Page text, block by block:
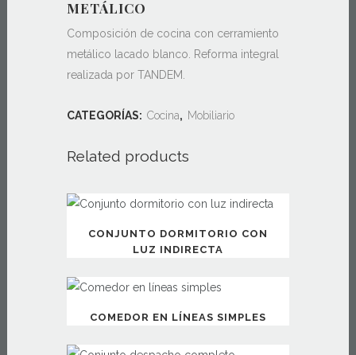
METÁLICO
Composición de cocina con cerramiento
metálico lacado blanco. Reforma integral
realizada por TANDEM.
CATEGORÍAS: Cocina, Mobiliario
Related products
CONJUNTO DORMITORIO CON
LUZ INDIRECTA
COMEDOR EN LÍNEAS SIMPLES